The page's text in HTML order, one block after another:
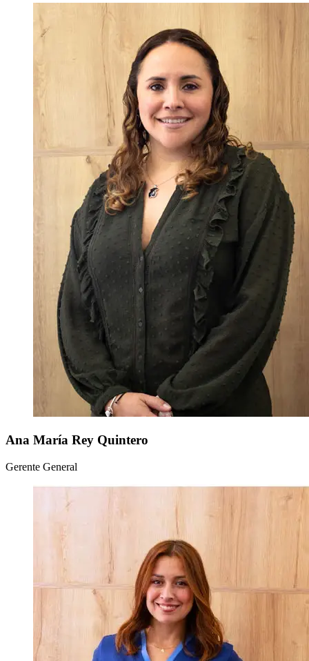
Ana María Rey Quintero
Gerente General